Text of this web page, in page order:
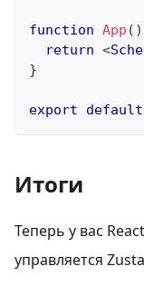
function App ( )
return <
}
export default
Итоги
Теперь у вас
управляется